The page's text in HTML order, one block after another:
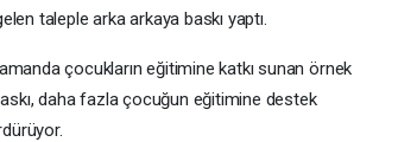
taleple arka arkaya baskı yaptı.
çocukların eğitimine katkı sunan örnek
daha fazla çocuğun eğitimine destek